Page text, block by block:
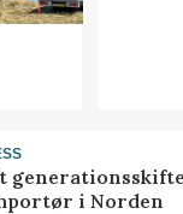
i Norden